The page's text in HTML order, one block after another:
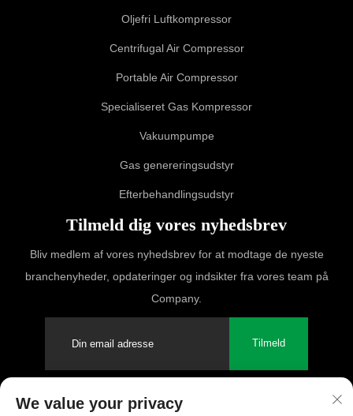
Oljefri Luftkompressor
Centrifugal Air Compressor
Portable Air Compressor
Specialiseret Gas Kompressor
Vakuumpumpe
Gas genereringsudstyr
Efterbehandlingsudstyr
Tilmeld dig vores nyhedsbrev
Bliv medlem af vores nyhedsbrev for at modtage de nyeste
branchenyheder, opdateringer og indsikter fra vores team på
Company.
Tilmeld
We value your privacy